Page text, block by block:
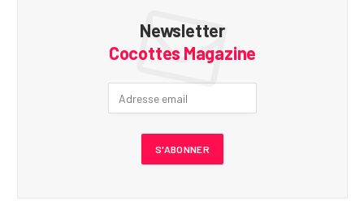
Newsletter
Cocottes Magazine